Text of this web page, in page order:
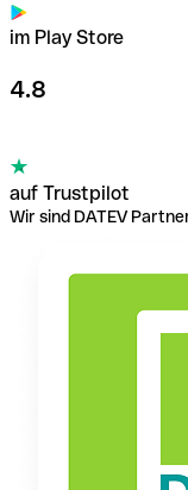
im Play Store
4.8
auf Trustpilot
Wir sind DATEV